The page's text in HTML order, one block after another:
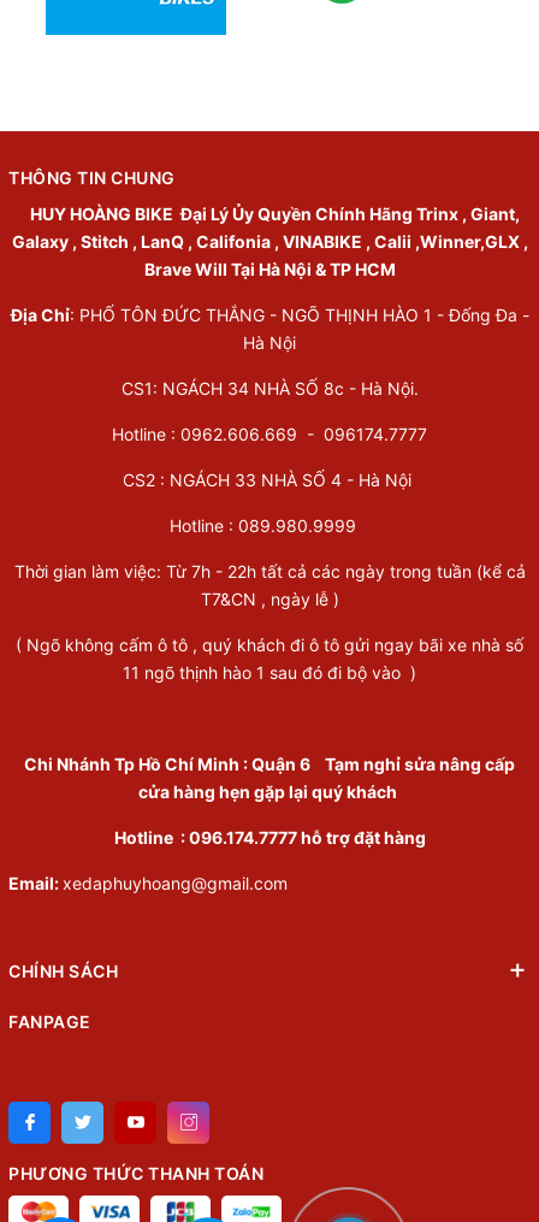
THÔNG TIN CHUNG
HUY HOÀNG BIKE Đại Lý Ủy Quyền Chính Hãng Trinx , Giant,
Galaxy , Stitch , LanQ , Califonia , VINABIKE , Calii ,Winner,GLX ,
Brave Will Tại Hà Nội & TP HCM
Địa Chỉ: PHỐ TÔN ĐỨC THẮNG - NGÕ THỊNH HÀO 1 - Đống Đa -
Hà Nội
CS1: NGÁCH 34 NHÀ SỐ 8c - Hà Nội.
Hotline : 0962.606.669 - 096174.7777
CS2 : NGÁCH 33 NHÀ SỐ 4 - Hà Nội
Hotline : 089.980.9999
Thời gian làm việc: Từ 7h - 22h tất cả các ngày trong tuần (kể cả
T7&CN , ngày lễ )
( Ngõ không cấm ô tô , quý khách đi ô tô gửi ngay bãi xe nhà số
11 ngõ thịnh hào 1 sau đó đi bộ vào )
Chi Nhánh Tp Hồ Chí Minh :Quận 6 Tạm nghỉ sửa nâng cấp
cửa hàng hẹn gặp lại quý khách
Hotline : 096.174.7777 hỗ trợ đặt hàng
Email:xedaphuyhoang@gmail.com
CHÍNH SÁCH
FANPAGE
PHƯƠNG THỨC THANH TOÁN